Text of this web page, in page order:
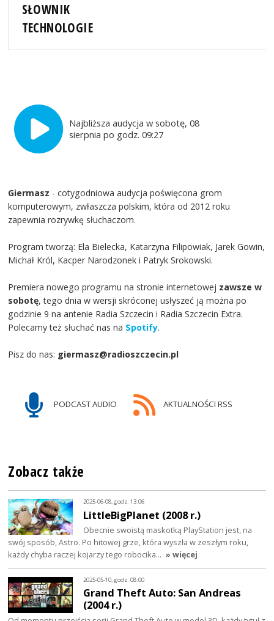
SŁOWNIK
TECHNOLOGIE
Najbliższa audycja w sobotę, 08
sierpnia po godz. 09:27
Giermasz - cotygodniowa audycja poświęcona grom
komputerowym, zwłaszcza polskim, która od 2012 roku
zapewnia rozrywkę słuchaczom.
Program tworzą: Ela Bielecka, Katarzyna Filipowiak, Jarek Gowin,
Michał Król, Kacper Narodzonek i Patryk Srokowski.
Premiera nowego programu na stronie internetowej zawsze w
sobotę, tego dnia w wersji skróconej usłyszeć ją można po
godzinie 9 na antenie Radia Szczecin i Radia Szczecin Extra.
Polecamy też słuchać nas na Spotify.
Pisz do nas: giermasz@radioszczecin.pl
PODCAST AUDIO AKTUALNOŚCI RSS
Zobacz także
2025-06-08, godz. 13:06
LittleBigPlanet (2008 r.)
Obecnie swoistą maskotką PlayStation jest, na
swój sposób, Astro. Po hitowej grze, która wyszła w zeszłym roku,
każdy chyba raczej kojarzy tego robocika… » więcej
2025-05-10, godz. 08:00
Grand Theft Auto: San Andreas
(2004 r.)